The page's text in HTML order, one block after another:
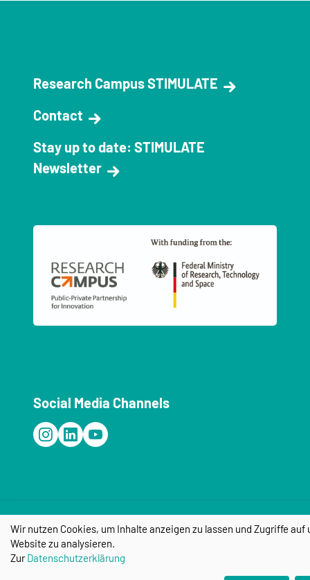
Research Campus STIMULATE
Contact
Stay up to date: STIMULATE
Newsletter
Social Media Channels
Research Campus STIMULATE
Otto-Hahn-Straße 2, 39106 Magdeburg
Wir nutzen Cookies, um Inhalte anzeigen zu lassen und Zugriffe auf
Website zu analysieren.
ZurDatenschutzerklärung